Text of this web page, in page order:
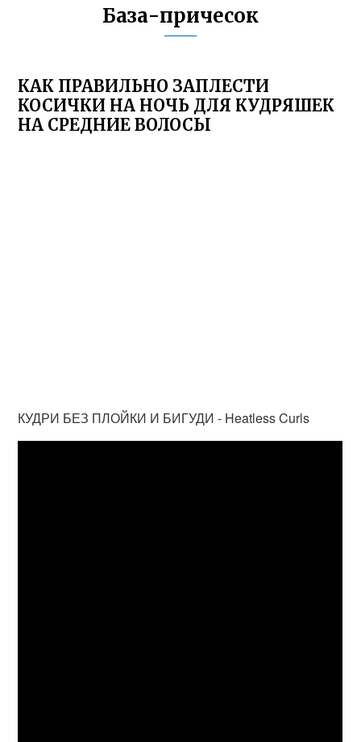
База-причесок
КАК ПРАВИЛЬНО ЗАПЛЕСТИ
КОСИЧКИ НА НОЧЬ ДЛЯ КУДРЯШЕК
НА СРЕДНИЕ ВОЛОСЫ
КУДРИ БЕЗ ПЛОЙКИ И БИГУДИ - Heatless Curls